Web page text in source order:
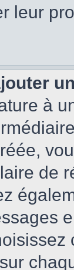
leur
à
de